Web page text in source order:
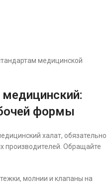
медицинской
медицинский:
формы
халат, обязательно
производителей. Обращайте
молнии и клапаны на